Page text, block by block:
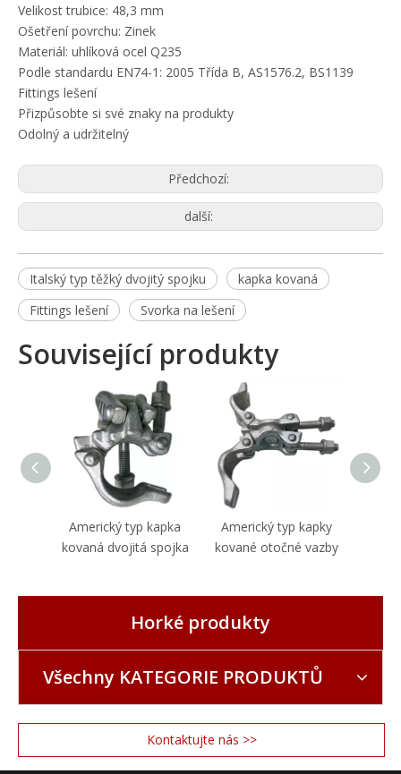
Velikost trubice: 48,3 mm
Ošetření povrchu: Zinek
Materiál: uhlíková ocel Q235
Podle standardu EN74-1: 2005 Třída B, AS1576.2, BS1139
Fittings lešení
Přizpůsobte si své znaky na produkty
Odolný a udržitelný
Předchozí:
další:
Italský typ těžký dvojitý spojku
kapka kovaná
Fittings lešení
Svorka na lešení
Související produkty
Americký typ kapka
kovaná dvojitá spojka
Americký typ kapky
kované otočné vazby
Horké produkty
Všechny KATEGORIE PRODUKTŮ
Kontaktujte nás >>